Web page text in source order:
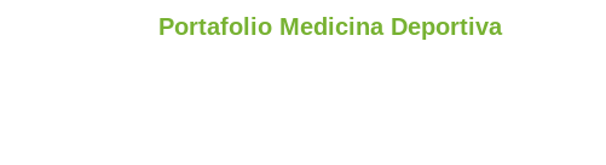
Portafolio Medicina Deportiva